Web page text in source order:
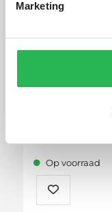
Marketing
Op voorraad